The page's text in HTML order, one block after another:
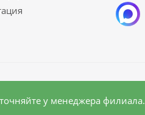
у менеджера филиала.